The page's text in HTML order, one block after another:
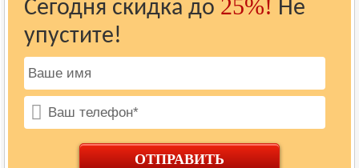
Сегодня скидка до 25%! Не
упустите!
ОТПРАВИТЬ